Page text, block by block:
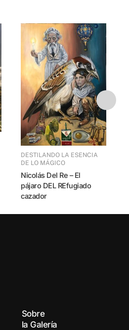
DESTILANDO LA ESENCIA
DE LO MÁGICO
Nicolás Del Re – El
pájaro DEL REfugiado
cazador
Sobre
la Galería